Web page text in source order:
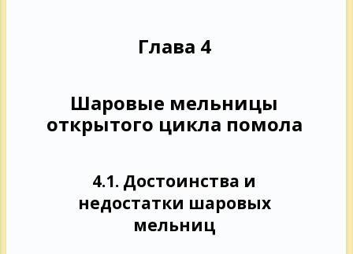
Глава 4
Шаровые мельницы
открытого цикла помола
4.1. Достоинства и
недостатки шаровых
мельниц